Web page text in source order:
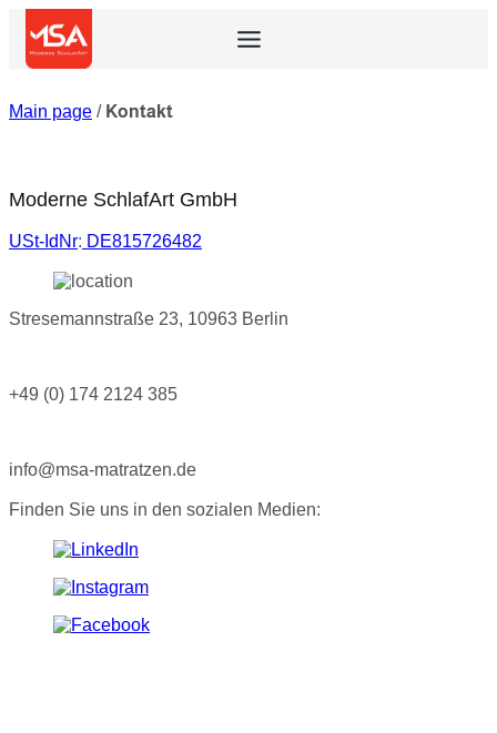
Main page / Kontakt
Moderne SchlafArt GmbH
USt-IdNr: DE815726482
Stresemannstraße 23, 10963 Berlin
+49 (0) 174 2124 385
info@msa-matratzen.de
Finden Sie uns in den sozialen Medien: